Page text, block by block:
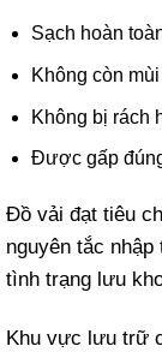
Sạch hoàn
Không còn
Không bị rách
Được gấp
Đồ vải đạt tiêu
nguyên tắc
tình trạng lưu
Khu vực lưu trữ